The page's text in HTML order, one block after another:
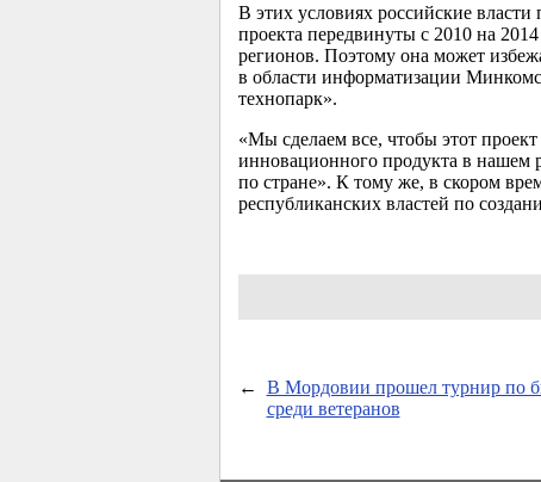
В этих условиях российские
проекта передвинуты с 2010 на
регионов. Поэтому она может
в области информатизации
технопарк».
«Мы сделаем все, чтобы этот
инновационного продукта в нашем
по стране». К тому же, в скором
республиканских властей по
←
В Мордовии прошел турнир по
среди ветеранов